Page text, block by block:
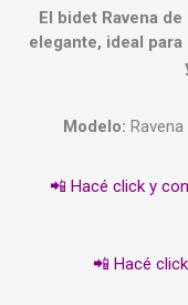
El bidet Ravena
elegante, ideal
Modelo:
📲 Hacé click y
📲 Hacé